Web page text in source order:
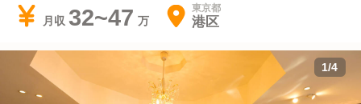
月収 32~47 東京都
港区
1/4